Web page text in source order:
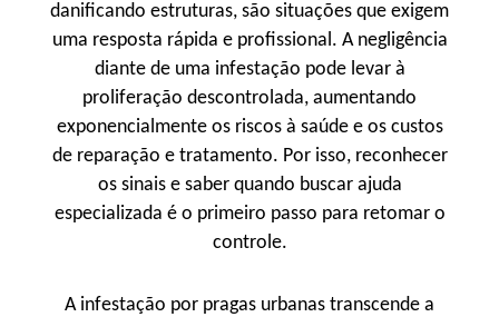
danificando estruturas, são situações que exigem
uma resposta rápida e profissional. A negligência
diante de uma infestação pode levar à
proliferação descontrolada, aumentando
exponencialmente os riscos à saúde e os custos
de reparação e tratamento. Por isso, reconhecer
os sinais e saber quando buscar ajuda
especializada é o primeiro passo para retomar o
controle.
A infestação por pragas urbanas transcende a